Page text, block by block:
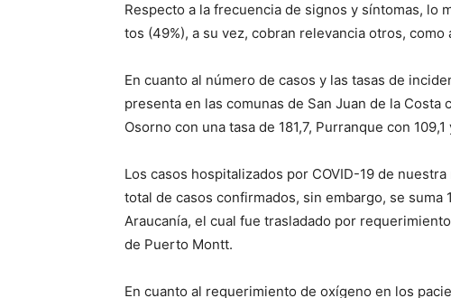
Respecto a la frecuencia de signos y síntomas, lo
tos (49%), a su vez, cobran relevancia otros, como
En cuanto al número de casos y las tasas de
presenta en las comunas de San Juan de la
Osorno con una tasa de 181,7, Purranque con 109,1
Los casos hospitalizados por COVID-19 de
total de casos confirmados, sin embargo, se suma
Araucanía, el cual fue trasladado por
de Puerto Montt.
En cuanto al requerimiento de oxígeno en los